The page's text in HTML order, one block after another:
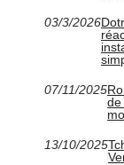
03/3/2026
07/11/2025
de
13/10/2025